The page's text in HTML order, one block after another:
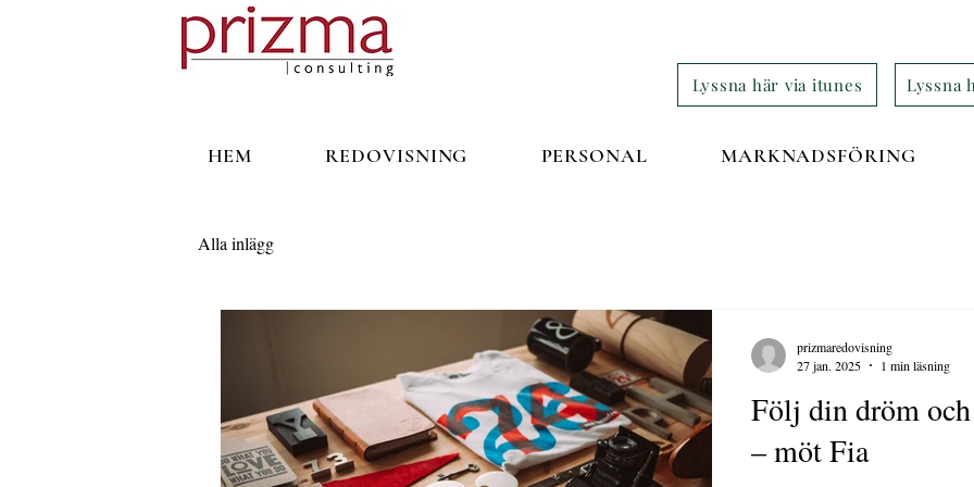
Lyssna här via itunes Lyssna
HEM REDOVISNING PERSONAL MARKNADSFÖRING
Alla inlägg
Följ din dröm
– möt Fia
prizmaredovisning
27 jan. 2025
1 min läsning